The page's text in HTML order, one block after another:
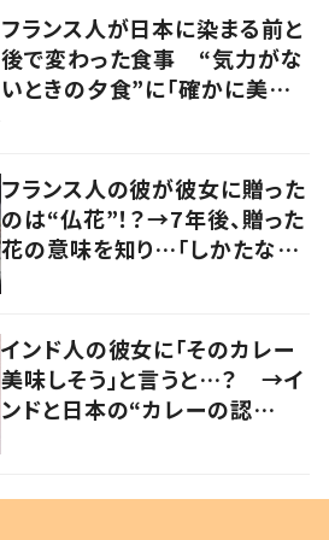
フランス人が日本に染まる前と
後で変わった食事 “気力がな
いときの夕食”に「確かに美味
フランス人の彼が彼女に贈った
のは“仏花”！？→7年後、贈った
花の意味を知り…「しかたな
インド人の彼女に「そのカレー
美味しそう」と言うと…？ →イ
ンドと日本の“カレーの認